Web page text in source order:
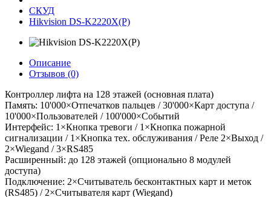
СКУД
Hikvision DS-K2220X(P)
Описание
Отзывов (0)
Контроллер лифта на 128 этажей (основная плата)
Память: 10'000×Отпечатков пальцев / 30'000×Карт доступа /
10'000×Пользователей / 100'000×Событий
Интерфейс: 1×Кнопка тревоги / 1×Кнопка пожарной
сигнализации / 1×Кнопка тех. обслуживания / Реле 2×Выход /
2×Wiegand / 3×RS485
Расширенный: до 128 этажей (опционально 8 модулей
доступа)
Подключение: 2×Считыватель бесконтактных карт и меток
(RS485) / 2×Считывателя карт (Wiegand)